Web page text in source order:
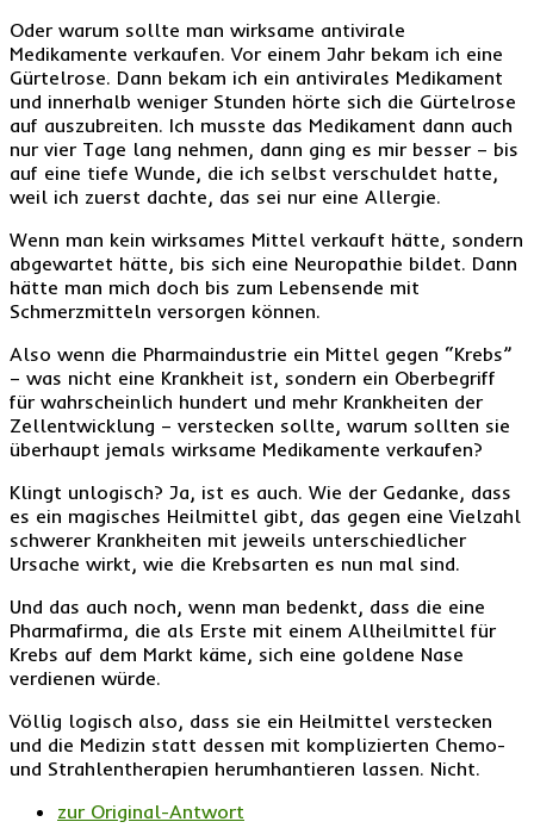
Oder warum sollte man wirksame antivirale
Medikamente verkaufen. Vor einem Jahr bekam ich eine
Gürtelrose. Dann bekam ich ein antivirales Medikament
und innerhalb weniger Stunden hörte sich die Gürtelrose
auf auszubreiten. Ich musste das Medikament dann auch
nur vier Tage lang nehmen, dann ging es mir besser – bis
auf eine tiefe Wunde, die ich selbst verschuldet hatte,
weil ich zuerst dachte, das sei nur eine Allergie.
Wenn man kein wirksames Mittel verkauft hätte, sondern
abgewartet hätte, bis sich eine Neuropathie bildet. Dann
hätte man mich doch bis zum Lebensende mit
Schmerzmitteln versorgen können.
Also wenn die Pharmaindustrie ein Mittel gegen “Krebs”
– was nicht eine Krankheit ist, sondern ein Oberbegriff
für wahrscheinlich hundert und mehr Krankheiten der
Zellentwicklung – verstecken sollte, warum sollten sie
überhaupt jemals wirksame Medikamente verkaufen?
Klingt unlogisch? Ja, ist es auch. Wie der Gedanke, dass
es ein magisches Heilmittel gibt, das gegen eine Vielzahl
schwerer Krankheiten mit jeweils unterschiedlicher
Ursache wirkt, wie die Krebsarten es nun mal sind.
Und das auch noch, wenn man bedenkt, dass die eine
Pharmafirma, die als Erste mit einem Allheilmittel für
Krebs auf dem Markt käme, sich eine goldene Nase
verdienen würde.
Völlig logisch also, dass sie ein Heilmittel verstecken
und die Medizin statt dessen mit komplizierten Chemo-
und Strahlentherapien herumhantieren lassen. Nicht.
zur Original-Antwort